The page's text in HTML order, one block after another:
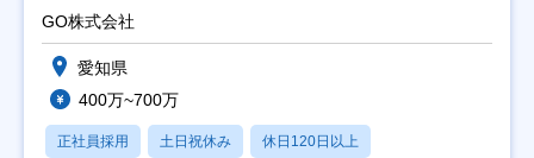
直帰
GO株式会社
愛知県
400万~700万
正社員採用 土日祝休み 休日120日以上